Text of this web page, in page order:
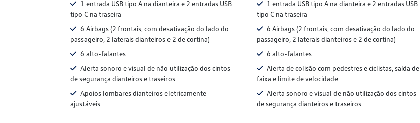
1 entrada USB tipo A na dianteira e 2 entradas USB
tipo C na traseira
6 Airbags (2 frontais, com desativação do lado do
passageiro, 2 laterais dianteiros e 2 de cortina)
6 alto-falantes
Alerta sonoro e visual de não utilização dos cintos
de segurança dianteiros e traseiros
Apoios lombares dianteiros eletricamente
ajustáveis
1 entrada USB tipo A na dianteira e 2 entradas USB
tipo C na traseira
6 Airbags (2 frontais, com desativação do lado do
passageiro, 2 laterais dianteiros e 2 de cortina)
6 alto-falantes
Alerta de colisão com pedestres e ciclistas, saída de
faixa e limite de velocidade
Alerta sonoro e visual de não utilização dos cintos
de segurança dianteiros e traseiros